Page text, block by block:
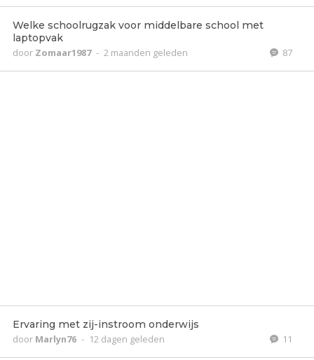
Welke schoolrugzak voor middelbare school met
laptopvak
door Zomaar1987 - 2 maanden geleden 87
Ervaring met zij-instroom onderwijs
door Marlyn76 - 12 dagen geleden 11